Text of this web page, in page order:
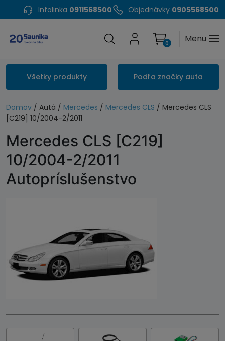
Infolinka 0911568500 Objednávky 0905568500
Menu
0
Všetky produkty Podľa značky auta
Domov / Autá / Mercedes / Mercedes CLS / Mercedes CLS
[C219] 10/2004-2/2011
Mercedes CLS [C219]
10/2004-2/2011
Autopríslušenstvo